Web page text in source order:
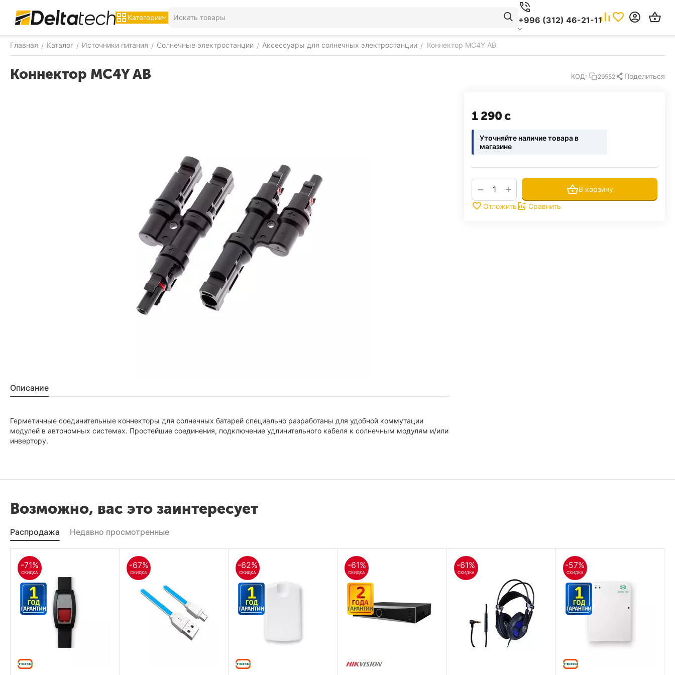
Категории +996 (312) 46-21-11
Главная / Каталог / Источники питания / Солнечные электростанции / Аксессуары для солнечных электростанции / Коннектор MC4Y AB
Коннектор MC4Y AB КОД: 29552 Поделиться
1 290с
Уточняйте наличие товара в
магазине
+
−
В корзину
Отложить
Сравнить
Описание
Герметичные соединительные коннекторы для солнечных батарей специально разработаны для удобной коммутации
модулей в автономных системах. Простейшие соединения, подключение удлинительного кабеля к солнечным модулям и/или
инвертору.
Возможно, вас это заинтересует
Распродажа Недавно просмотренные
-71%
СКИДКА
-67%
СКИДКА
-62%
СКИДКА
-61%
СКИДКА
-61%
СКИДКА
-57%
СКИДКА